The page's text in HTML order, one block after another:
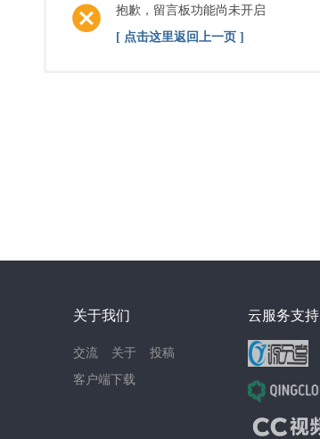
抱歉，留言板功能尚未开启
[ 点击这里返回上一页 ]
关于我们
交流 关于
投稿
客户端下载
云服务支持